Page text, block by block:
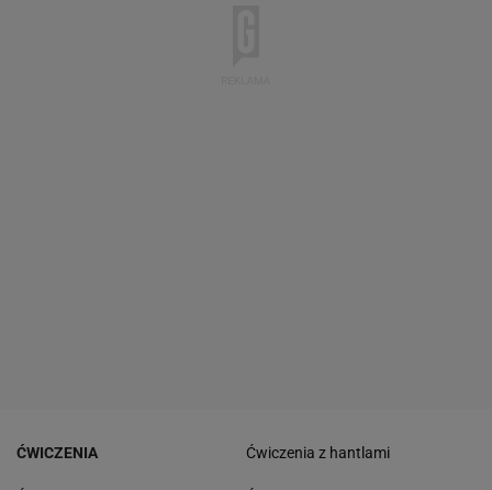
ĆWICZENIA Ćwiczenia z hantlami